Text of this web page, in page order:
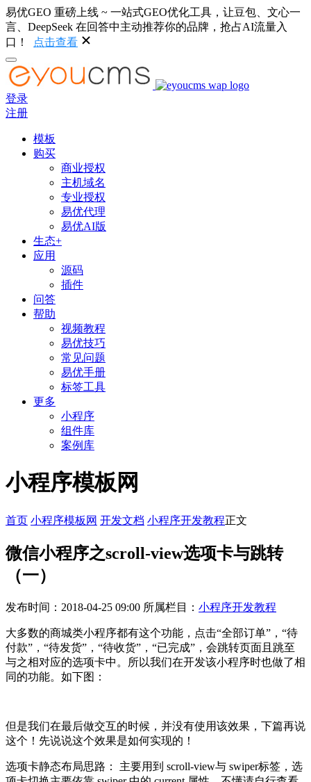
易优GEO 重磅上线 ~ 一站式GEO优化工具，让豆包、文心一
言、DeepSeek 在回答中主动推荐你的品牌，抢占AI流量入
口！
点击查看
登录
注册
模板
购买
商业授权
主机域名
专业授权
易优代理
易优AI版
生态+
应用
源码
插件
问答
帮助
视频教程
易优技巧
常见问题
易优手册
标签工具
更多
小程序
组件库
案例库
小程序模板网
首页 小程序模板网 开发文档 小程序开发教程正文
微信小程序之scroll-view选项卡与跳转
（一）
发布时间：2018-04-25 09:00 所属栏目： 小程序开发教程
大多数的商城类小程序都有这个功能，点击“全部订单”，“待
付款”，“待发货”，“待收货”，“已完成”，会跳转页面且跳至
与之相对应的选项卡中。所以我们在开发该小程序时也做了相
同的功能。如下图：
但是我们在最后做交互的时候，并没有使用该效果，下篇再说
这个！先说说这个效果是如何实现的！
选项卡静态布局思路： 主要用到 scroll-view与 swiper标签，选